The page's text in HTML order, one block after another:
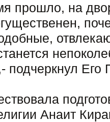
прошло, на
подчеркнул Его
Анаит